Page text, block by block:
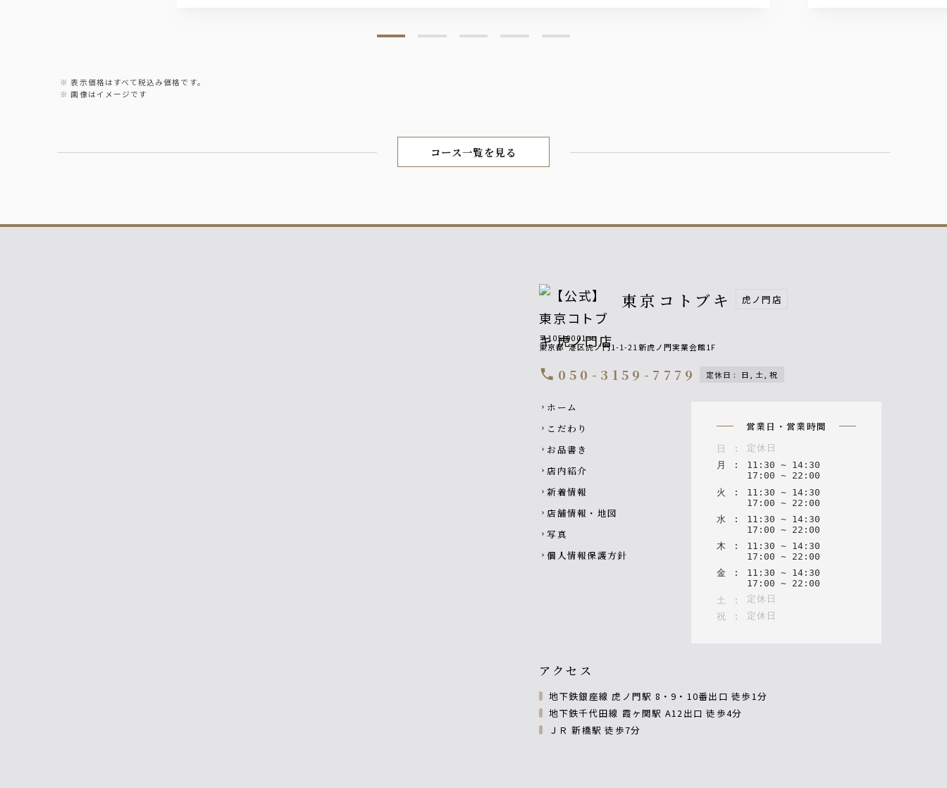
表示価格はすべて税込み価格です。
画像はイメージです
コース一覧を見る
東京コトブキ 虎ノ門店
〒105-0001
東京都 港区虎ノ門1-1-21新虎ノ門実業会館1F
call 050-3159-7779 定休日 : 日, 土, 祝
Footer navigation
chevron_right ホーム
chevron_right こだわり
chevron_right お品書き
chevron_right 店内紹介
chevron_right 新着情報
chevron_right 店舗情報・地図
chevron_right 写真
chevron_right 個人情報保護方針
営業日・営業時間
日 :
定休日
月
: 11 : 30 ~ 14: 30
17 : 00 ~ 22 : 00
火
: 11 : 30 ~ 14: 30
17 : 00 ~ 22 : 00
水
: 11 : 30 ~ 14: 30
17 : 00 ~ 22 : 00
木
: 11 : 30 ~ 14: 30
17 : 00 ~ 22 : 00
金
: 11 : 30 ~ 14: 30
17 : 00 ~ 22 : 00
土
:
定休日
祝
: 定休日
アクセス
地下鉄銀座線 虎ノ門駅 8・9・10番出口 徒歩1分
地下鉄千代田線 霞ヶ関駅 A12出口 徒歩4分
ＪＲ 新橋駅 徒歩7分